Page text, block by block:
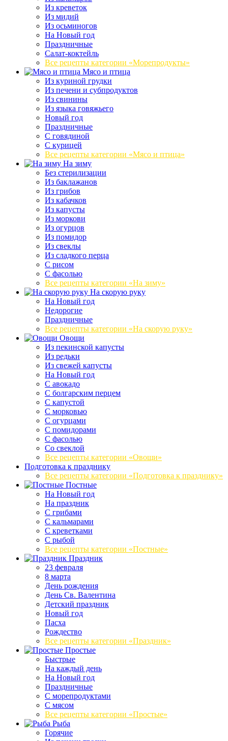
Из креветок
Из мидий
Из осьминогов
На Новый год
Праздничные
Салат-коктейль
Все рецепты категории «Морепродукты»
Мясо и птица
Из куриной грудки
Из печени и субпродуктов
Из свинины
Из языка говяжьего
Новый год
Праздничные
С говядиной
С курицей
Все рецепты категории «Мясо и птица»
На зиму
Без стерилизации
Из баклажанов
Из грибов
Из кабачков
Из капусты
Из моркови
Из огурцов
Из помидор
Из свеклы
Из сладкого перца
С рисом
С фасолью
Все рецепты категории «На зиму»
На скорую руку
На Новый год
Недорогие
Праздничные
Все рецепты категории «На скорую руку»
Овощи
Из пекинской капусты
Из редьки
Из свежей капусты
На Новый год
С авокадо
С болгарским перцем
С капустой
С морковью
С огурцами
С помидорами
С фасолью
Со свеклой
Все рецепты категории «Овощи»
Подготовка к празднику
Все рецепты категории «Подготовка к празднику»
Постные
На Новый год
На праздник
С грибами
С кальмарами
С креветками
С рыбой
Все рецепты категории «Постные»
Праздник
23 февраля
8 марта
День рождения
День Св. Валентина
Детский праздник
Новый год
Пасха
Рождество
Все рецепты категории «Праздник»
Простые
Быстрые
На каждый день
На Новый год
Праздничные
С морепродуктами
С мясом
Все рецепты категории «Простые»
Рыба
Горячие